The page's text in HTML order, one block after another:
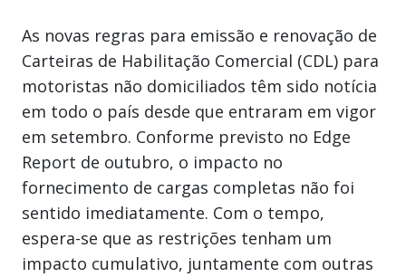
As novas regras para emissão e renovação de
Carteiras de Habilitação Comercial (CDL) para
motoristas não domiciliados têm sido notícia
em todo o país desde que entraram em vigor
em setembro. Conforme previsto no Edge
Report de outubro, o impacto no
fornecimento de cargas completas não foi
sentido imediatamente. Com o tempo,
espera-se que as restrições tenham um
impacto cumulativo, juntamente com outras